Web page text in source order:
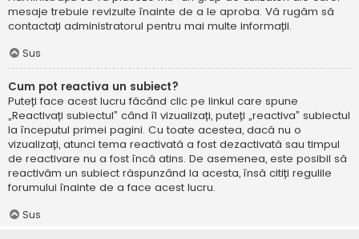
mesaje trebuie revizuite înainte de a le aproba. Vă rugăm să
contactați administratorul pentru mai multe informații.
Sus
Cum pot reactiva un subiect?
Puteți face acest lucru făcând clic pe linkul care spune
„Reactivați subiectul” când îl vizualizați, puteți „reactiva” subiectul
la începutul primei pagini. Cu toate acestea, dacă nu o
vizualizați, atunci tema reactivată a fost dezactivată sau timpul
de reactivare nu a fost încă atins. De asemenea, este posibil să
reactivăm un subiect răspunzând la acesta, însă citiți regulile
forumului înainte de a face acest lucru.
Sus